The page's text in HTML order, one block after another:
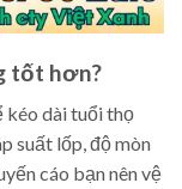
tốt hơn?
kéo dài tuổi thọ
suất lốp, độ mòn
cáo bạn nên vệ